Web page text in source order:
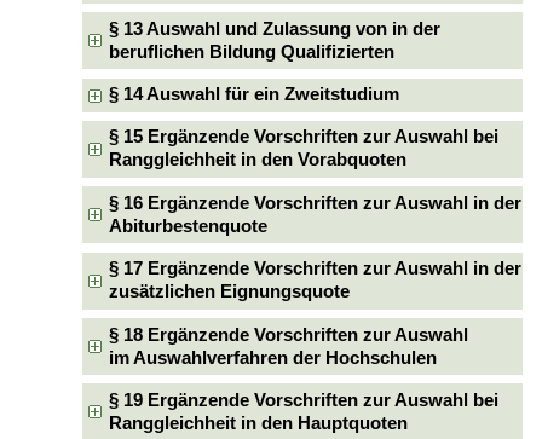
§ 13 Auswahl und Zulassung von in der
beruflichen Bildung Qualifizierten
§ 14 Auswahl für ein Zweitstudium
§ 15 Ergänzende Vorschriften zur Auswahl bei
Ranggleichheit in den Vorabquoten
§ 16 Ergänzende Vorschriften zur Auswahl in der
Abiturbestenquote
§ 17 Ergänzende Vorschriften zur Auswahl in der
zusätzlichen Eignungsquote
§ 18 Ergänzende Vorschriften zur Auswahl
im Auswahlverfahren der Hochschulen
§ 19 Ergänzende Vorschriften zur Auswahl bei
Ranggleichheit in den Hauptquoten